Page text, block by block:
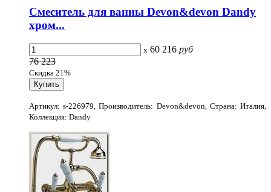
Смеситель для ванны Devon&devon Dandy
хром...
x 60 216 руб
76 223
Скидка 21%
Артикул: s-226979, Производитель: Devon&devon, Страна: Италия,
Коллекция: Dandy